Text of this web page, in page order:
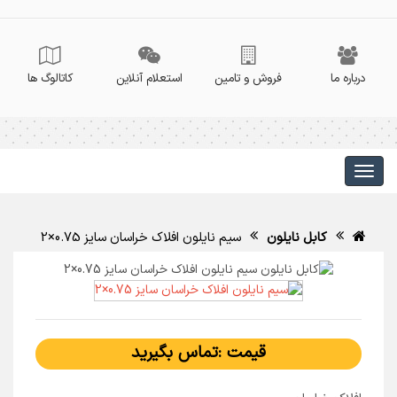
درباره ما فروش و تامین استعلام آنلاین کاتالوگ ها
کابل نایلون سیم نایلون افلاک خراسان سایز 0.75×2
قیمت :تماس بگیرید